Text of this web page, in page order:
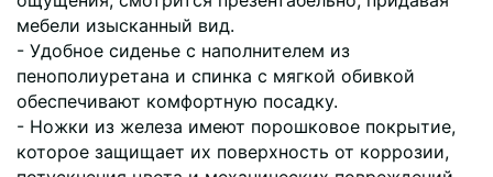
мебели изысканный вид.
- Удобное сиденье с наполнителем из
пенополиуретана и спинка с мягкой обивкой
обеспечивают комфортную посадку.
- Ножки из железа имеют порошковое покрытие,
которое защищает их поверхность от коррозии,